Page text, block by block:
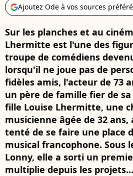
Ajoutez Ode à vos sources
Sur les planches et au
Lhermitte est l'une des
troupe de comédiens
lorsqu'il ne joue pas de
fidèles amis, l'acteur de 73
un père de famille fier de
fille Louise Lhermitte, une
musicienne âgée de 32
tenté de se faire une place
musical francophone. Sous
Lonny, elle a sorti un
multiplie depuis les projets...